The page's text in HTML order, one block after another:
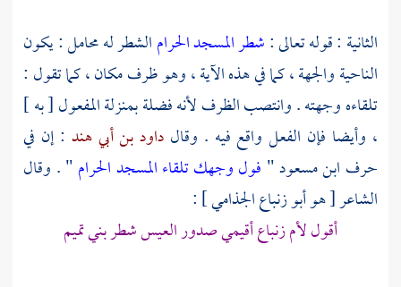
الثانية : قوله تعالى :شطر المسجد الحرامالشطر له محامل : يكون
الناحية والجهة ، كما في هذه الآية ، وهو ظرف مكان ، كما تقول :
تلقاءه وجهته . وانتصب الظرف لأنه فضلة بمنزلة المفعول [ به ]
، وأيضا فإن الفعل واقع فيه . وقال داود بن أبي هند : إن في
حرف ابن مسعود" فول وجهك تلقاء المسجد الحرام" . وقال
الشاعر [ هوأبو زنباع الجذامي] :
أقول لأم زنباع أقيمي صدور العيس شطر بني تميم